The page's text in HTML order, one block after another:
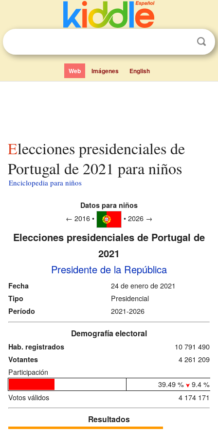
Web Imágenes English
Elecciones presidenciales de
Portugal de 2021 para niños
Enciclopedia para niños
Datos para niños
← 2016 • • 2026 →
Elecciones presidenciales de Portugal de
2021
Presidente de la República
Fecha 24 de enero de 2021
Tipo Presidencial
Período 2021-2026
Demografía electoral
Hab. registrados 10 791 490
Votantes
4 261 209
Participación
39.49 %
9.4 %
Votos válidos
4 174 171
Resultados